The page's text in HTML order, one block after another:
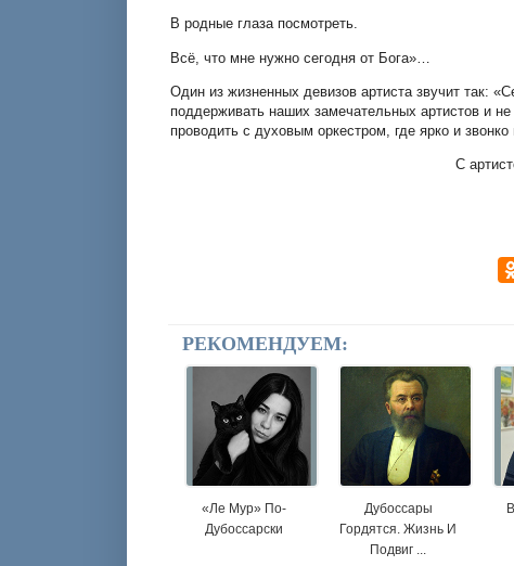
В родные глаза посмотреть.
Всё, что мне нужно сегодня от Бога»…
Один из жизненных девизов артиста звучит так:
поддерживать наших замечательных артистов и
проводить с духовым оркестром, где ярко и
С
РЕКОМЕНДУЕМ:
«Ле Мур» По-
Дубоссарски
Дубоссары
Гордятся. Жизнь И
Подвиг ...